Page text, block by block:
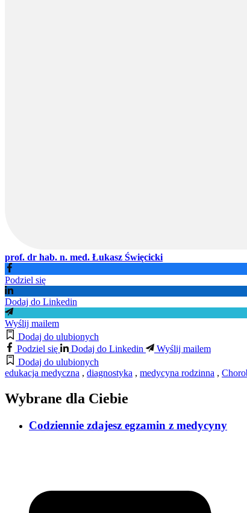
prof. dr hab. n. med. Łukasz Święcicki
Podziel się
Dodaj do Linkedin
Wyślij mailem
Dodaj do ulubionych
Podziel się
Dodaj do Linkedin
Wyślij mailem
Dodaj do ulubionych
edukacja medyczna , diagnostyka , medycyna rodzinna ,
Wybrane dla Ciebie
Codziennie zdajesz egzamin z medycyny